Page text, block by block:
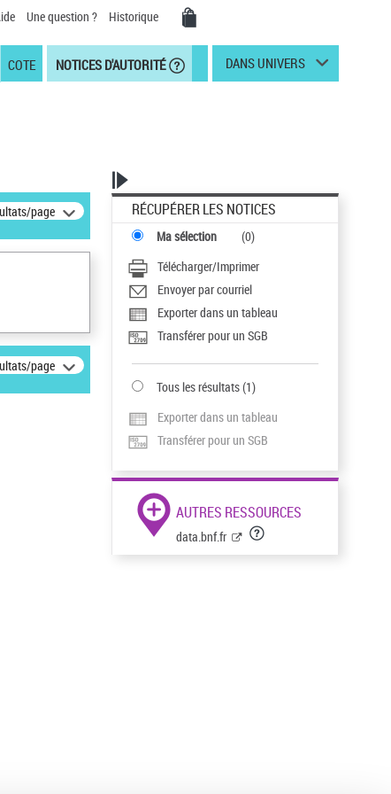
Une question ? Historique
COTE NOTICES D'AUTORITÉ DANS UNIVERS
page
page
RÉCUPÉRER LES NOTICES
Ma sélection (0)
Télécharger/Imprimer
Envoyer par courriel
Exporter dans un tableau
Transférer pour un SGB
Tous les résultats(1)
Exporter dans un tableau
Transférer pour un SGB
AUTRES RESSOURCES
data.bnf.fr